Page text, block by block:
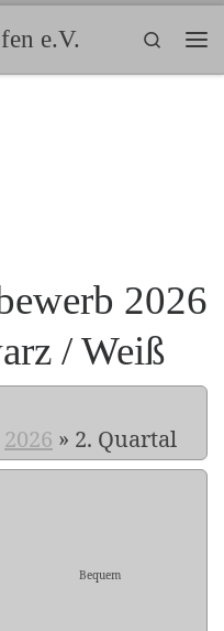
e.V.
Search
2026
/ Weiß
2026 » 2. Quartal
Bequem